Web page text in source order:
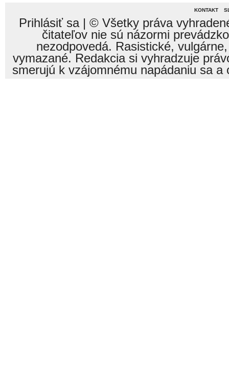
KONTAKT
Prihlásiť sa| © Všetky práva
čitateľov nie sú názormi
nezodpovedá. Rasistické,
vymazané. Redakcia si vyhradzuje
smerujú k vzájomnému napádaniu sa